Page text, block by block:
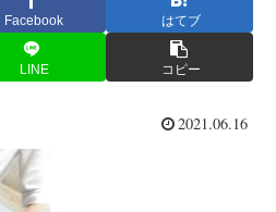
Facebook はてブ
LINE コピー
2021.06.16